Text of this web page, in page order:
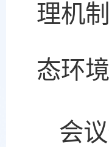
理机
态环
会